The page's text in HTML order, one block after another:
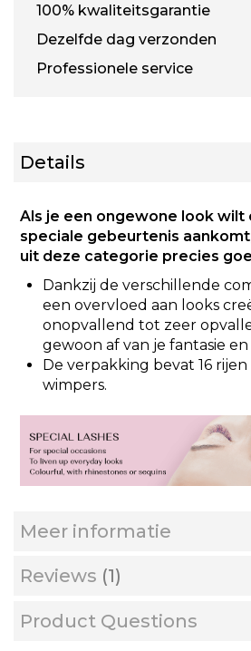
100% kwaliteitsgarantie
Dezelfde dag verzonden
Professionele service
Details
Als je een ongewone look wilt
speciale gebeurtenis
uit deze categorie precies
Dankzij de verschillende
een overvloed aan looks
onopvallend tot zeer
gewoon af van je fantasie en
De verpakking bevat 16
wimpers.
Meer informatie
Reviews 1
Product Questions